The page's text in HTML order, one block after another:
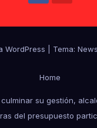
WordPress Tema:
Home
su gestión,
del presupuesto